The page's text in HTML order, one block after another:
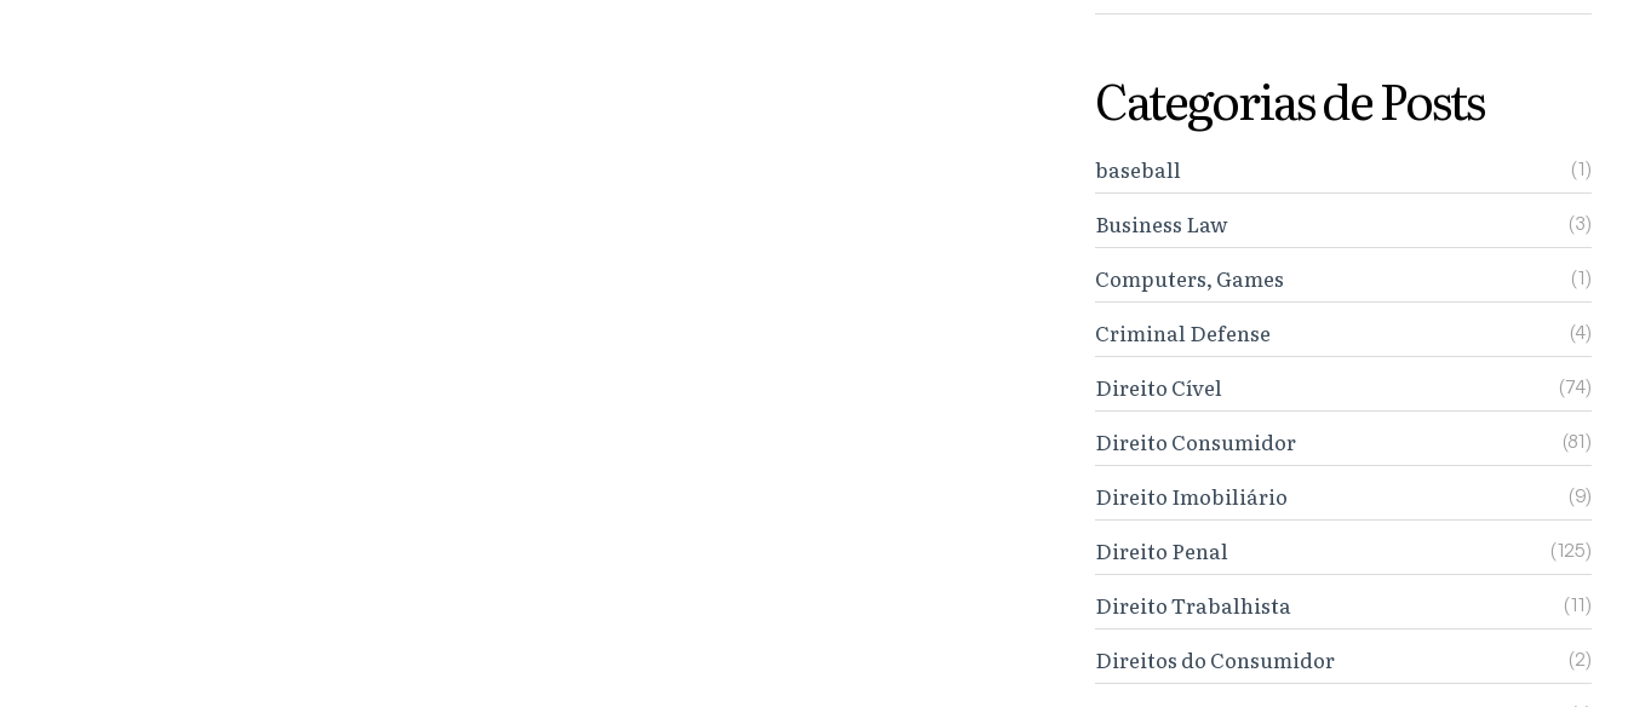
Categorias de Posts
baseball (1)
Business Law (3)
Computers, Games (1)
Criminal Defense (4)
Direito Cível (74)
Direito Consumidor (81)
Direito Imobiliário (9)
Direito Penal (125)
Direito Trabalhista (11)
Direitos do Consumidor (2)